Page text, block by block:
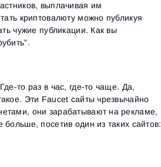
выплачивая им
криптовалюту можно публикуя
чужие публикации. Как вы
то раз в час, где-то чаще. Да,
Эти Faucet сайты чрезвычайно
они зарабатывают на рекламе,
посетив один из таких сайтов:
Close
Забыли пароль?
of use,License agreement
политикой конфиденциальности